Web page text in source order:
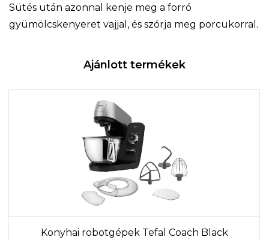
Sütés után azonnal kenje meg a forró
gyümölcskenyeret vajjal, és szórja meg porcukorral.
Ajánlott termékek
Konyhai robotgépek Tefal Coach Black